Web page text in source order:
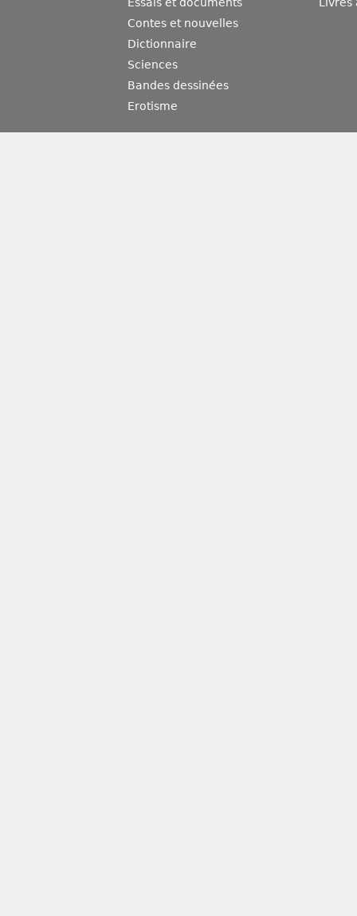
Essais et documents
Contes et nouvelles
Dictionnaire
Sciences
Bandes dessinées
Erotisme
Livres